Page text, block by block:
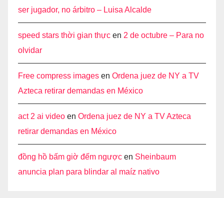
ser jugador, no árbitro – Luisa Alcalde
speed stars thời gian thực en 2 de octubre – Para no
olvidar
Free compress images en Ordena juez de NY a TV
Azteca retirar demandas en México
act 2 ai video en Ordena juez de NY a TV Azteca
retirar demandas en México
đồng hồ bấm giờ đếm ngược en Sheinbaum
anuncia plan para blindar al maíz nativo